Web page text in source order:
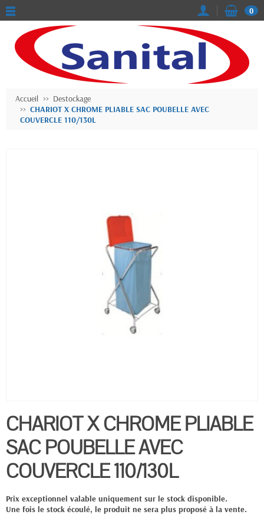
0
Accueil
Destockage
CHARIOT X CHROME PLIABLE SAC POUBELLE AVEC
COUVERCLE 110/130L
CHARIOT X CHROME PLIABLE
SAC POUBELLE AVEC
COUVERCLE 110/130L
Prix exceptionnel valable uniquement sur le stock disponible.
Une fois le stock écoulé, le produit ne sera plus proposé à la vente.